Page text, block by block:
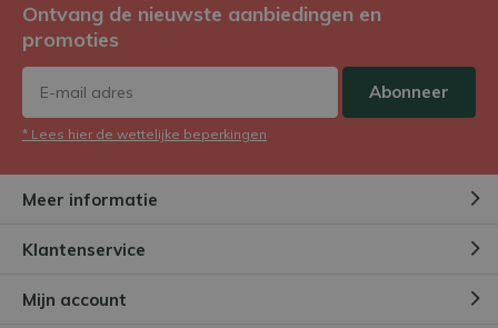
Ontvang de nieuwste aanbiedingen en
promoties
Abonneer
* Lees hier de wettelijke beperkingen
Meer informatie
Klantenservice
Mijn account